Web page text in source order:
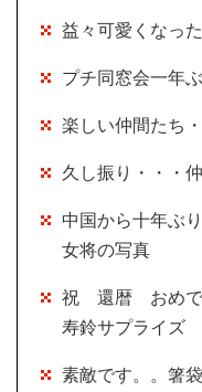
益々可愛くなっ
プチ同窓会一年
楽しい仲間たち
久し振り・・・
中国から十年ぶ
女将の写真
祝 還暦 おめで
寿鈴サプライズ
素敵です。。箸